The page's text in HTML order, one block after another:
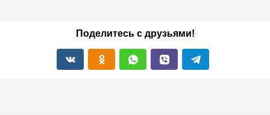
Поделитесь с друзьями!